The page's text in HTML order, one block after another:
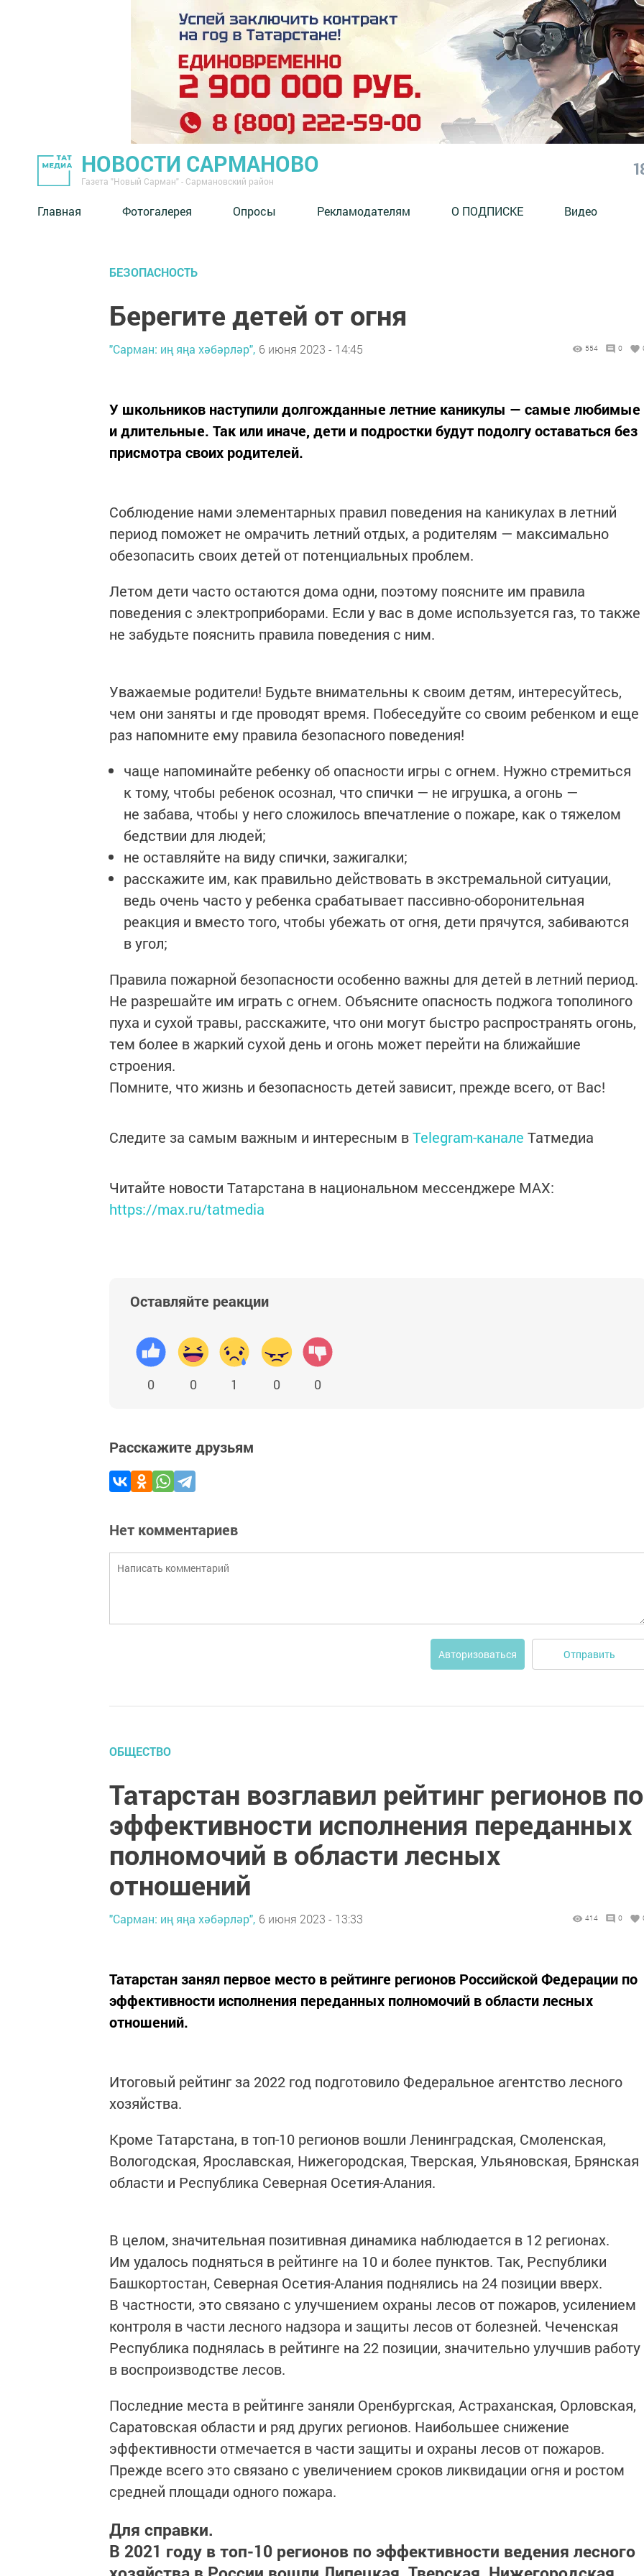
НОВОСТИ САРМАНОВО
Газета "Новый Сарман" - Сармановский район
Главная Фотогалерея Опросы Рекламодателям О ПОДПИСКЕ Видео
БЕЗОПАСНОСТЬ
Берегите детей от огня
"Сарман: иң яңа хәбәрләр", 6 июня 2023 - 14:45 554 0
У школьников наступили долгожданные летние каникулы — самые любимые
и длительные. Так или иначе, дети и подростки будут подолгу оставаться без
присмотра своих родителей.
Соблюдение нами элементарных правил поведения на каникулах в летний
период поможет не омрачить летний отдых, а родителям — максимально
обезопасить своих детей от потенциальных проблем.
Летом дети часто остаются дома одни, поэтому поясните им правила
поведения с электроприборами. Если у вас в доме используется газ, то также
не забудьте пояснить правила поведения с ним.
Уважаемые родители! Будьте внимательны к своим детям, интересуйтесь,
чем они заняты и где проводят время. Побеседуйте со своим ребенком и еще
раз напомните ему правила безопасного поведения!
чаще напоминайте ребенку об опасности игры с огнем. Нужно стремиться
к тому, чтобы ребенок осознал, что спички — не игрушка, а огонь —
не забава, чтобы у него сложилось впечатление о пожаре, как о тяжелом
бедствии для людей;
не оставляйте на виду спички, зажигалки;
расскажите им, как правильно действовать в экстремальной ситуации,
ведь очень часто у ребенка срабатывает пассивно-оборонительная
реакция и вместо того, чтобы убежать от огня, дети прячутся, забиваются
в угол;
Правила пожарной безопасности особенно важны для детей в летний период.
Не разрешайте им играть с огнем. Объясните опасность поджога тополиного
пуха и сухой травы, расскажите, что они могут быстро распространять огонь,
тем более в жаркий сухой день и огонь может перейти на ближайшие
строения.
Помните, что жизнь и безопасность детей зависит, прежде всего, от Вас!
Следите за самым важным и интересным вTelegram-канале Татмедиа
Читайте новости Татарстана в национальном мессенджере MАХ:
https://max.ru/tatmedia
Оставляйте реакции
0 0 1 0 0
Расскажите друзьям
Нет комментариев
Авторизоваться Отправить
ОБЩЕСТВО
Татарстан возглавил рейтинг регионов по
эффективности исполнения переданных
полномочий в области лесных
отношений
"Сарман: иң яңа хәбәрләр", 6 июня 2023 - 13:33 414 0
Татарстан занял первое место в рейтинге регионов Российской Федерации по
эффективности исполнения переданных полномочий в области лесных
отношений.
Итоговый рейтинг за 2022 год подготовило Федеральное агентство лесного
хозяйства.
Кроме Татарстана, в топ-10 регионов вошли Ленинградская, Смоленская,
Вологодская, Ярославская, Нижегородская, Тверская, Ульяновская, Брянская
области и Республика Северная Осетия-Алания.
В целом, значительная позитивная динамика наблюдается в 12 регионах.
Им удалось подняться в рейтинге на 10 и более пунктов. Так, Республики
Башкортостан, Северная Осетия-Алания поднялись на 24 позиции вверх.
В частности, это связано с улучшением охраны лесов от пожаров, усилением
контроля в части лесного надзора и защиты лесов от болезней. Чеченская
Республика поднялась в рейтинге на 22 позиции, значительно улучшив работу
в воспроизводстве лесов.
Последние места в рейтинге заняли Оренбургская, Астраханская, Орловская,
Саратовская области и ряд других регионов. Наибольшее снижение
эффективности отмечается в части защиты и охраны лесов от пожаров.
Прежде всего это связано с увеличением сроков ликвидации огня и ростом
средней площади одного пожара.
Для справки.
В 2021 году в топ-10 регионов по эффективности ведения лесного